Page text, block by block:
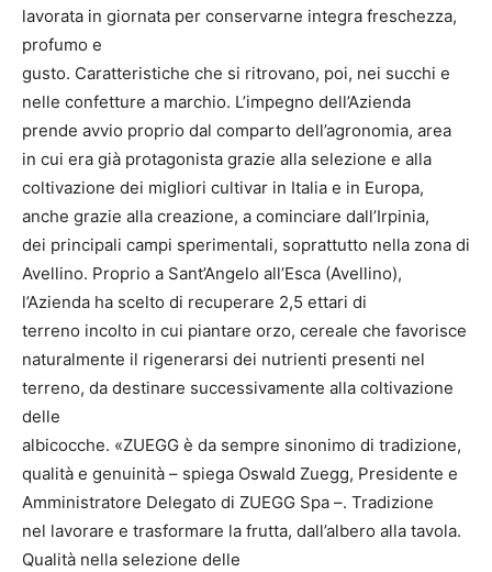
lavorata in giornata per conservarne integra freschezza,
profumo e
gusto. Caratteristiche che si ritrovano, poi, nei succhi e
nelle confetture a marchio. L’impegno dell’Azienda
prende avvio proprio dal comparto dell’agronomia, area
in cui era già protagonista grazie alla selezione e alla
coltivazione dei migliori cultivar in Italia e in Europa,
anche grazie alla creazione, a cominciare dall’Irpinia,
dei principali campi sperimentali, soprattutto nella zona di
Avellino. Proprio a Sant’Angelo all’Esca (Avellino),
l’Azienda ha scelto di recuperare 2,5 ettari di
terreno incolto in cui piantare orzo, cereale che favorisce
naturalmente il rigenerarsi dei nutrienti presenti nel
terreno, da destinare successivamente alla coltivazione
delle
albicocche. «ZUEGG è da sempre sinonimo di tradizione,
qualità e genuinità – spiega Oswald Zuegg, Presidente e
Amministratore Delegato di ZUEGG Spa –. Tradizione
nel lavorare e trasformare la frutta, dall’albero alla tavola.
Qualità nella selezione delle